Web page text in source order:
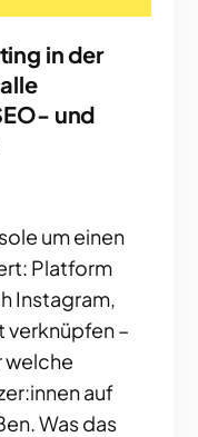
in der
und
um einen
Platform
Instagram,
verknüpfen –
welche
auf
Was das